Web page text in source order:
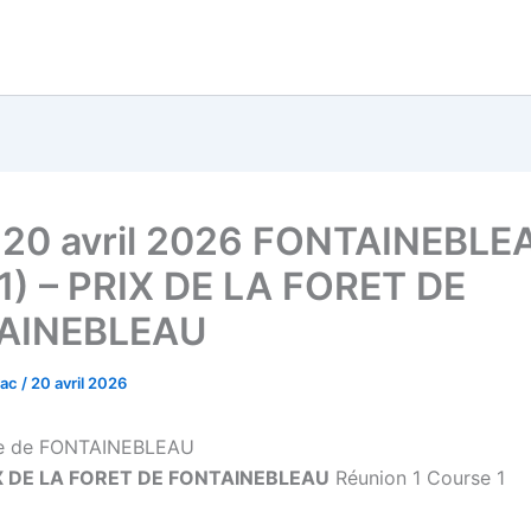
avril 2026
– PRIX DE LA FORET DE
/ 20 avril 2026
FONTAINEBLEAU
DE LA FORET DE FONTAINEBLEAU Réunion 1 Course 1